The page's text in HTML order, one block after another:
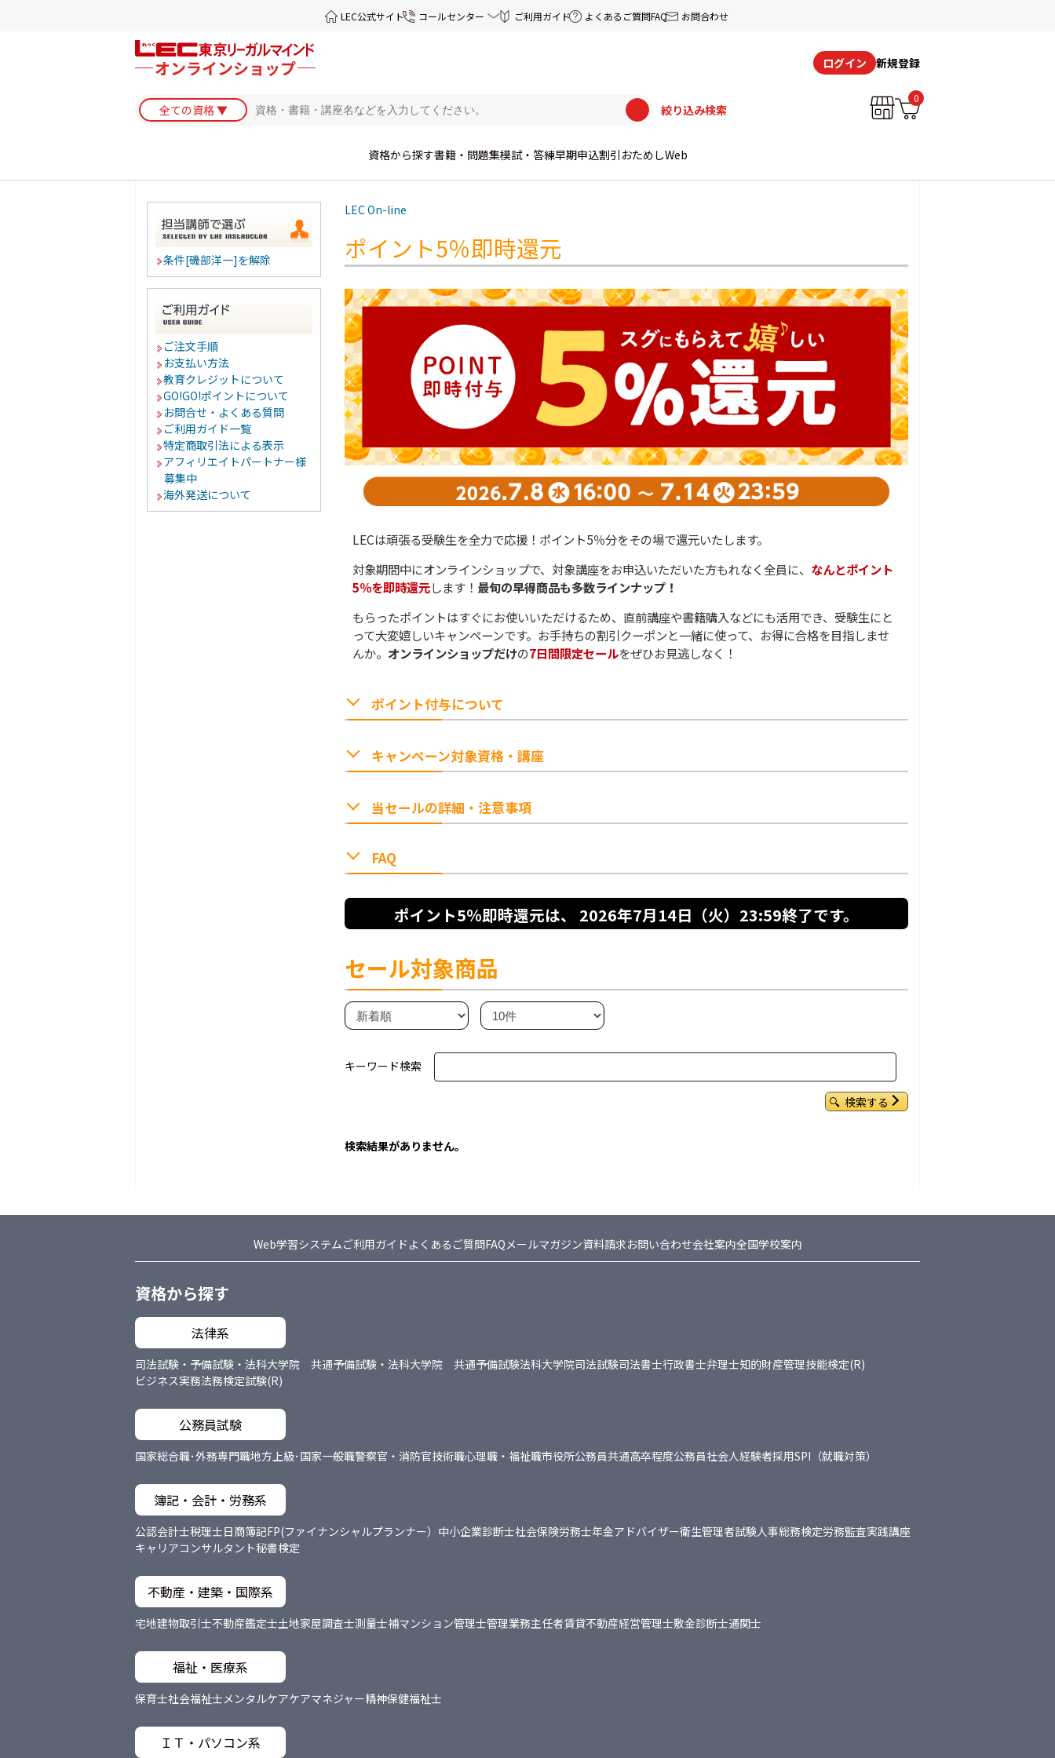
LEC公式サイト コールセンター ご利用ガイド よくあるご質問FAQ お問合わせ
ログイン 新規登録
絞り込み検索
0
資格から探す書籍・問題集模試・答練早期申込割引 おためしWeb
条件[磯部洋一]を解除
ご注文手順
お支払い方法
教育クレジットについて
GO!GO!ポイントについて
お問合せ・よくある質問
ご利用ガイド一覧
特定商取引法による表示
アフィリエイトパートナー様
募集中
海外発送について
LEC On-line
ポイント5％即時還元
LECは頑張る受験生を全力で応援！ポイント5％分をその場で還元いたします。
対象期間中にオンラインショップで、対象講座をお申込いただいた方もれなく全員に、 なんとポイント
5％を即時還元します！ 最旬の早得商品も多数ラインナップ！
もらったポイントはすぐにお使いいただけるため、直前講座や書籍購入などにも活用でき、受験生にと
って大変嬉しいキャンペーンです。お手持ちの割引クーポンと一緒に使って、お得に合格を目指しませ
んか。 オンラインショップだけの7日間限定セールをぜひお見逃しなく！
ポイント付与について
キャンペーン対象資格・講座
当セールの詳細・注意事項
FAQ
ポイント5％即時還元は、 2026年7月14日（火）23:59終了です。
セール対象商品
キーワード検索
検索する
検索結果がありません。
Web学習システムご利用ガイド よくあるご質問FAQメールマガジン資料請求お問い合わせ会社案内全国学校案内
資格から探す
法律系
司法試験・予備試験・法科大学院 共通予備試験・法科大学院 共通予備試験法科大学院司法試験司法書士行政書士弁理士知的財産管理技能検定(R)
ビジネス実務法務検定試験(R)
公務員試験
国家総合職･外務専門職地方上級･国家一般職警察官・消防官技術職心理職・福祉職市役所公務員共通高卒程度公務員社会人経験者採用SPI（就職対策）
簿記・会計・労務系
公認会計士税理士日商簿記FP(ファイナンシャルプランナー） 中小企業診断士社会保険労務士年金アドバイザー衛生管理者試験人事総務検定労務監査実践講座
キャリアコンサルタント秘書検定
不動産・建築・国際系
宅地建物取引士不動産鑑定士土地家屋調査士測量士補マンション管理士管理業務主任者賃貸不動産経営管理士敷金診断士通関士
福祉・医療系
保育士社会福祉士メンタルケアケアマネジャー精神保健福祉士
ＩＴ・パソコン系